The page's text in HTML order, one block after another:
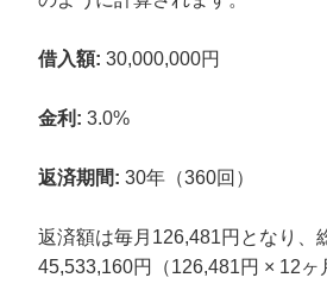
借入額: 30,000,000円
金利: 3.0%
返済期間: 30年（360回）
返済額は毎月126,481円となり、
45,533,160円（126,481円 × 12ヶ